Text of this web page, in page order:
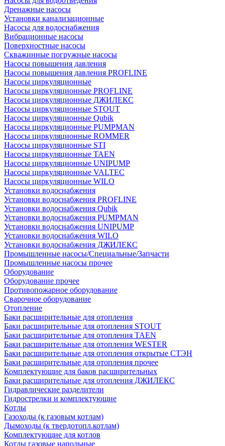
Дренажные насосы
Установки канализационные
Насосы для водоснабжения
Вибрационные насосы
Поверхностные насосы
Скважинные погружные насосы
Насосы повышения давления
Насосы повышения давления PROFLINE
Насосы циркуляционные
Насосы циркуляционные PROFLINE
Насосы циркуляционные ДЖИЛЕКС
Насосы циркуляционные STOUT
Насосы циркуляционные Qubik
Насосы циркуляционные PUMPMAN
Насосы циркуляционные ROMMER
Насосы циркуляционные STI
Насосы циркуляционные TAEN
Насосы циркуляционные UNIPUMP
Насосы циркуляционные VALTEC
Насосы циркуляционные WILO
Установки водоснабжения
Установки водоснабжения PROFLINE
Установки водоснабжения Qubik
Установки водоснабжения PUMPMAN
Установки водоснабжения UNIPUMP
Установки водоснабжения WILO
Установки водоснабжения ДЖИЛЕКС
Промышленные насосы/Специальные/Запчасти
Промышленные насосы прочее
Оборудование
Оборудование прочее
Противопожарное оборудование
Сварочное оборудование
Отопление
Баки расширительные для отопления
Баки расширительные для отопления STOUT
Баки расширительные для отопления TAEN
Баки расширительные для отопления WESTER
Баки расширительные для отопления открытые СТЭН
Баки расширительные для отопления прочее
Комплектующие для баков расширительных
Баки расширительные для отопления ДЖИЛЕКС
Гидравлические разделители
Гидрострелки и комплектующие
Котлы
Газоходы (к газовым котлам)
Дымоходы (к твердотопл.котлам)
Комплектующие для котлов
Котлы газовые напольные